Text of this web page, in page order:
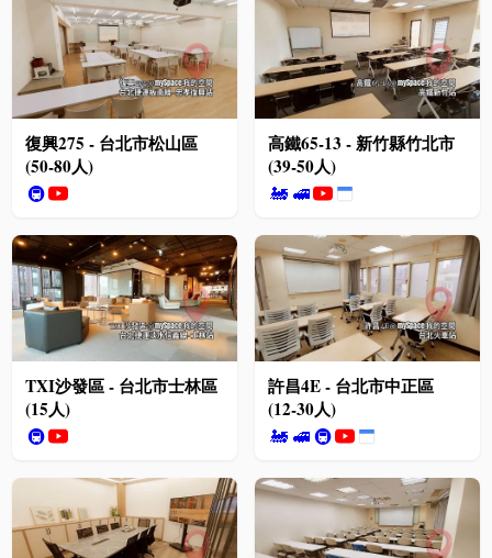
復興275 - 台北市松山區
(50-80人)
🚇
高鐵65-13 - 新竹縣竹北市
(39-50人)
🚂 🚅
TXI沙發區 - 台北市士林區
(15人)
🚇
許昌4E - 台北市中正區
(12-30人)
🚂 🚅🚇